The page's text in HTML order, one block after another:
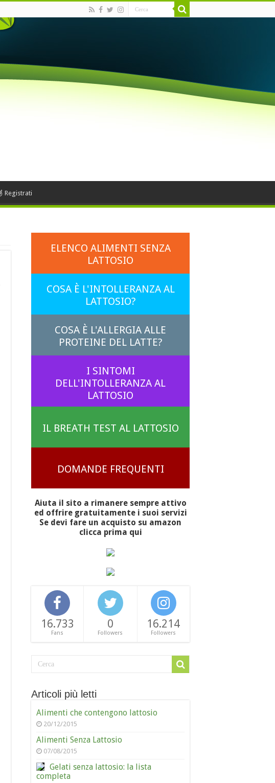
Registrati
ELENCO ALIMENTI SENZA
LATTOSIO
COSA È L'INTOLLERANZA AL
LATTOSIO?
COSA È L'ALLERGIA ALLE
PROTEINE DEL LATTE?
I SINTOMI
DELL'INTOLLERANZA AL
LATTOSIO
IL BREATH TEST AL LATTOSIO
DOMANDE FREQUENTI
Aiuta il sito a rimanere sempre attivo
ed offrire gratuitamente i suoi servizi
Se devi fare un acquisto su amazon
clicca prima qui
16.733
Fans
0
Followers
16.214
Followers
Articoli più letti
Alimenti che contengono lattosio
20/12/2015
Alimenti Senza Lattosio
07/08/2015
Gelati senza lattosio: la lista
completa